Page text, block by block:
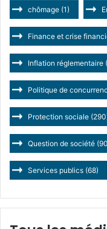
chômage (1)
Finance et crise
Inflation réglementaire
Politique de
Protection sociale
Question de société
Services publics (68)